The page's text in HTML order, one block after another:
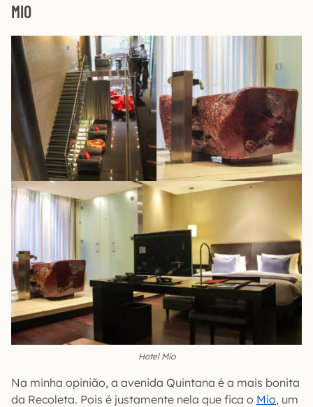
MIO
Hotel Mio
Na minha opinião, a avenida Quintana é a mais bonita
da Recoleta. Pois é justamente nela que fica o Mio, um